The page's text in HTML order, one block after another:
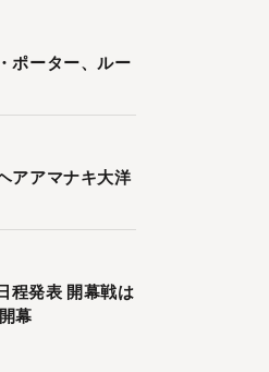
ポーター、ルー
アアマナキ大洋
程発表 開幕戦は
幕